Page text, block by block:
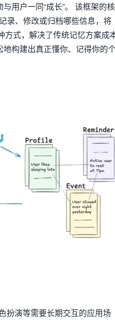
用户一同“成长”。 该框架的核
录、修改或归档哪些信息，将
方式，解决了传统记忆方案成
构建出真正懂你、记得你的
扮演等需要长期交互的应用场